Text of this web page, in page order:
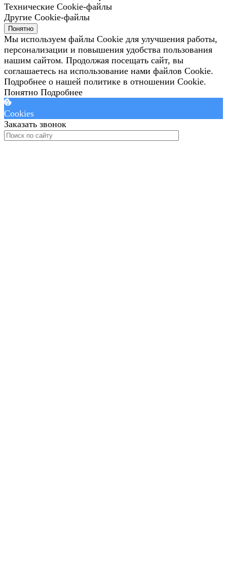
Технические Cookie-файлы
Другие Cookie-файлы
Понятно
Мы используем файлы Cookie для улучшения работы,
персонализации и повышения удобства пользования
нашим сайтом. Продолжая посещать сайт, вы
соглашаетесь на использование нами файлов Cookie.
Подробнее о нашей политике в отношении Cookie.
Понятно Подробнее
Cookies
Заказать звонок